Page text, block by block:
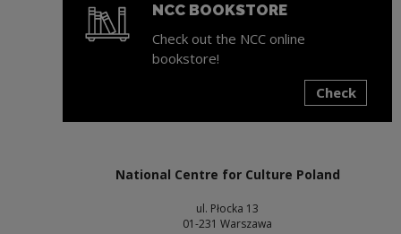
NCC BOOKSTORE
Check out the NCC online
bookstore!
Check
National Centre for Culture Poland
ul. Płocka 13
01-231 Warszawa